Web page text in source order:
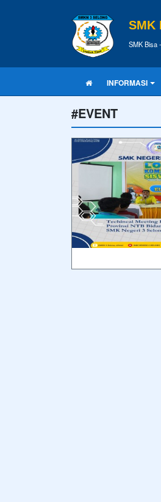
SMK
SMK Bisa
INFORMASI
#EVENT